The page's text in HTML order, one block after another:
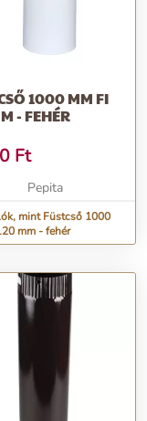
1000 MM FI
- FEHÉR
Ft
Pepita
mint Füstcső 1000
mm - fehér